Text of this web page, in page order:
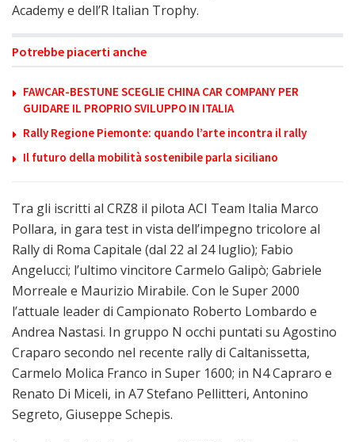
Academy e dell’R Italian Trophy.
Potrebbe piacerti anche
FAWCAR-BESTUNE SCEGLIE CHINA CAR COMPANY PER
GUIDARE IL PROPRIO SVILUPPO IN ITALIA
Rally Regione Piemonte: quando l’arte incontra il rally
Il futuro della mobilità sostenibile parla siciliano
Tra gli iscritti al CRZ8 il pilota ACI Team Italia Marco
Pollara, in gara test in vista dell’impegno tricolore al
Rally di Roma Capitale (dal 22 al 24 luglio); Fabio
Angelucci; l’ultimo vincitore Carmelo Galipò; Gabriele
Morreale e Maurizio Mirabile. Con le Super 2000
l’attuale leader di Campionato Roberto Lombardo e
Andrea Nastasi. In gruppo N occhi puntati su Agostino
Craparo secondo nel recente rally di Caltanissetta,
Carmelo Molica Franco in Super 1600; in N4 Capraro e
Renato Di Miceli, in A7 Stefano Pellitteri, Antonino
Segreto, Giuseppe Schepis.